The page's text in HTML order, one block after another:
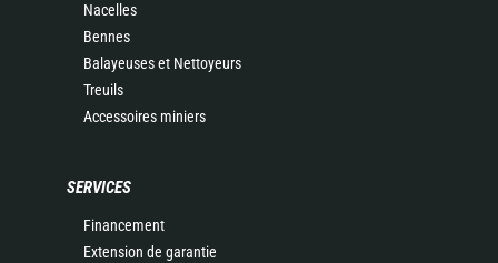
Nacelles
Bennes
Balayeuses et Nettoyeurs
Treuils
Accessoires miniers
SERVICES
Financement
Extension de garantie